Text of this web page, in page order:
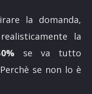
la domanda,
la
se va tutto
se non lo è